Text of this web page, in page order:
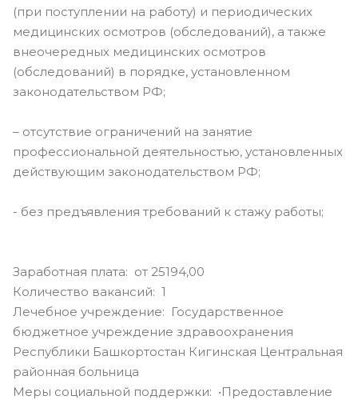
(при поступлении на работу) и периодических
медицинских осмотров (обследований), а также
внеочередных медицинских осмотров
(обследований) в порядке, установленном
законодательством РФ;
– отсутствие ограничений на занятие
профессиональной деятельностью, установленных
действующим законодательством РФ;
- без предъявления требований к стажу работы;
Заработная плата: от 25194,00
Количество вакансий: 1
Лечебное учреждение: Государственное
бюджетное учреждение здравоохранения
Республики Башкортостан Кигинская Центральная
районная больница
Меры социальной поддержки: •Предоставление